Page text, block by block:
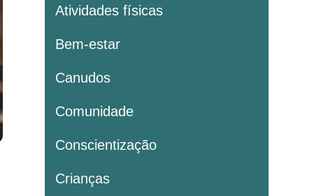
Atividades físicas
Bem-estar
Canudos
Comunidade
Conscientização
Crianças